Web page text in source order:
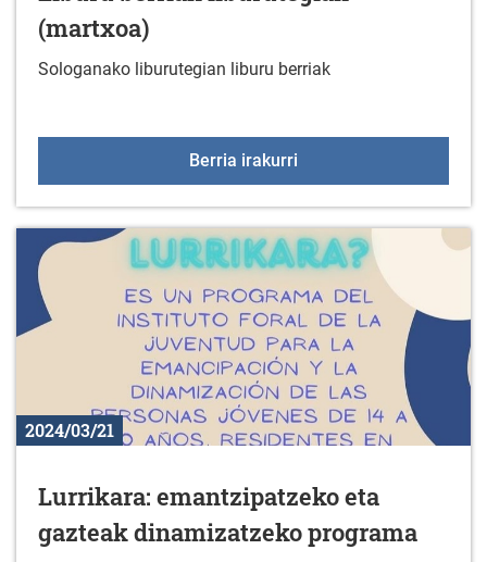
(martxoa)
Sologanako liburutegian liburu berriak
Berria irakurri
2024/03/21
Lurrikara: emantzipatzeko eta
gazteak dinamizatzeko programa